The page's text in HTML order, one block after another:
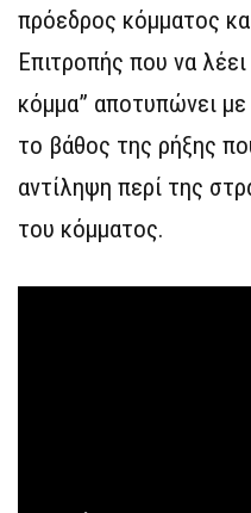
πρόεδρος κόμματος
Επιτροπής που να
κόμμα” αποτυπώνει
το βάθος της ρήξης
αντίληψη περί της
του κόμματος.